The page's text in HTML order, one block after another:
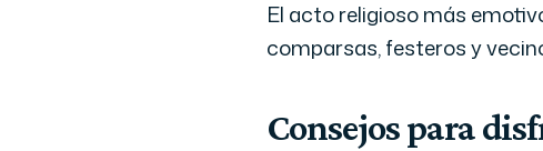
El acto religioso más
comparsas, festeros y
Consejos para